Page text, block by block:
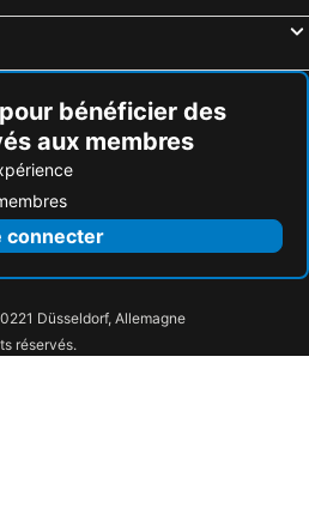
bénéficier des
aux membres
connecter
Düsseldorf, Allemagne
réservés.